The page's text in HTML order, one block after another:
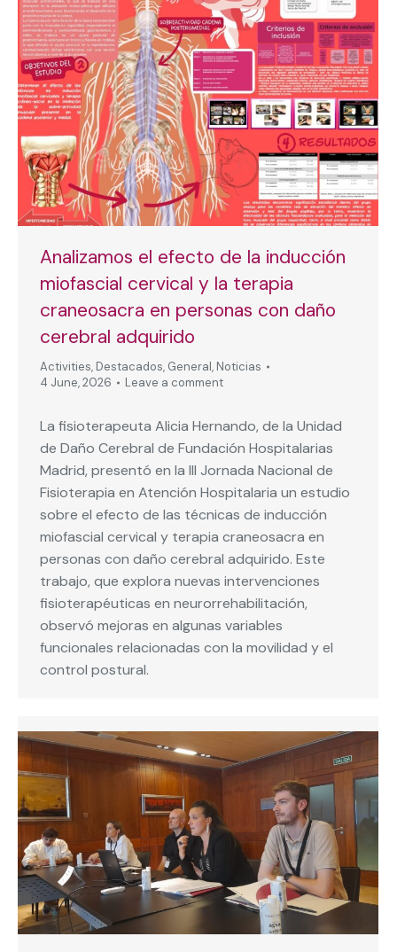
Analizamos el efecto de la inducción
miofascial cervical y la terapia
craneosacra en personas con daño
cerebral adquirido
Activities, Destacados, General, Noticias
4 June, 2026
Leave a comment
La fisioterapeuta Alicia Hernando, de la Unidad
de Daño Cerebral de Fundación Hospitalarias
Madrid, presentó en la III Jornada Nacional de
Fisioterapia en Atención Hospitalaria un estudio
sobre el efecto de las técnicas de inducción
miofascial cervical y terapia craneosacra en
personas con daño cerebral adquirido. Este
trabajo, que explora nuevas intervenciones
fisioterapéuticas en neurorrehabilitación,
observó mejoras en algunas variables
funcionales relacionadas con la movilidad y el
control postural.